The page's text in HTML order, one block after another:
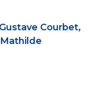
Courbet,